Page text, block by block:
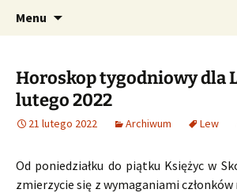
CzaroMarowy
dzienny,
tygodniowy
Profesjonalne przepowiednie
Menu
Horoskop tygodniowy dla
lutego 2022
21 lutego 2022 Archiwum Lew
Od poniedziałku do piątku Księżyc w
zmierzycie się z wymaganiami